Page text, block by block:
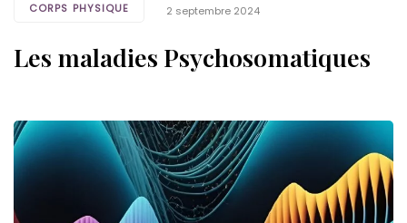
CORPS PHYSIQUE 2 septembre 2024
Les maladies Psychosomatiques
Tags